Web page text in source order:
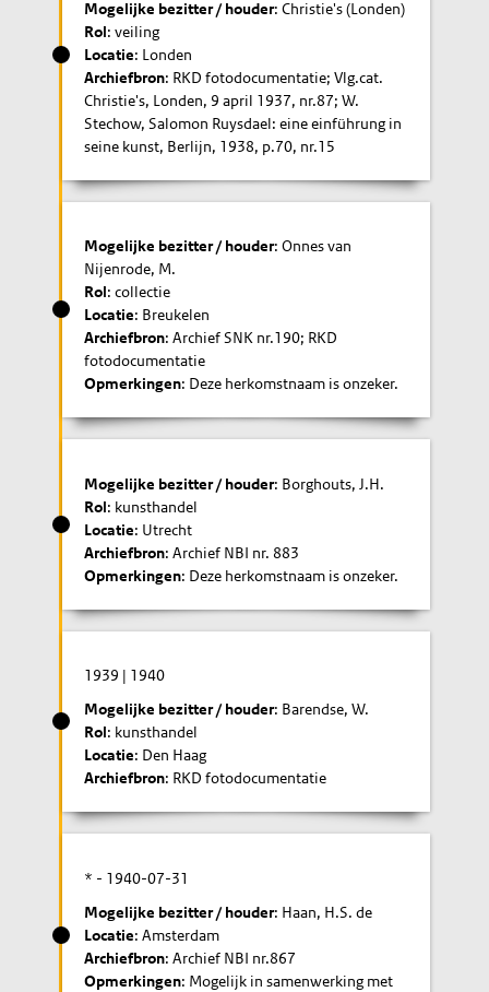
Mogelijke bezitter / houder: Christie's (Londen)
Rol: veiling
Locatie: Londen
Archiefbron: RKD fotodocumentatie; Vlg.cat.
Christie's, Londen, 9 april 1937, nr.87; W.
Stechow, Salomon Ruysdael: eine einführung in
seine kunst, Berlijn, 1938, p.70, nr.15
Mogelijke bezitter / houder: Onnes van
Nijenrode, M.
Rol: collectie
Locatie: Breukelen
Archiefbron: Archief SNK nr.190; RKD
fotodocumentatie
Opmerkingen: Deze herkomstnaam is onzeker.
Mogelijke bezitter / houder: Borghouts, J.H.
Rol: kunsthandel
Locatie: Utrecht
Archiefbron: Archief NBI nr. 883
Opmerkingen: Deze herkomstnaam is onzeker.
1939 | 1940
Mogelijke bezitter / houder: Barendse, W.
Rol: kunsthandel
Locatie: Den Haag
Archiefbron: RKD fotodocumentatie
* - 1940-07-31
Mogelijke bezitter / houder: Haan, H.S. de
Locatie: Amsterdam
Archiefbron: Archief NBI nr.867
Opmerkingen: Mogelijk in samenwerking met